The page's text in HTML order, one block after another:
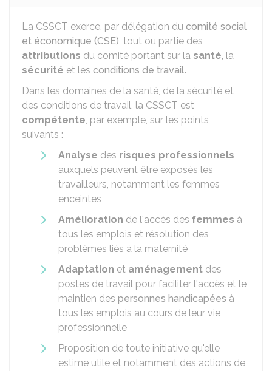
La CSSCT exerce, par délégation du comité social
et économique (CSE), tout ou partie des
attributions du comité portant sur la santé, la
sécurité et les conditions de travail.
Dans les domaines de la santé, de la sécurité et
des conditions de travail, la CSSCT est
compétente, par exemple, sur les points
suivants :
Analyse des risques professionnels
auxquels peuvent être exposés les
travailleurs, notamment les femmes
enceintes
Amélioration de l'accès des femmes à
tous les emplois et résolution des
problèmes liés à la maternité
Adaptation et aménagement des
postes de travail pour faciliter l'accès et le
maintien des personnes handicapées à
tous les emplois au cours de leur vie
professionnelle
Proposition de toute initiative qu'elle
estime utile et notamment des actions de